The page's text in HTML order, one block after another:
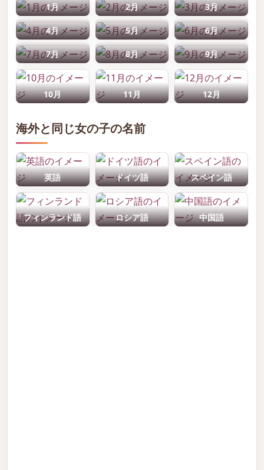
1月 2月 3月
4月 5月 6月
7月 8月 9月
10月 11月 12月
海外と同じ女の子の名前
英語 ドイツ語 スペイン語
フィンランド語 ロシア語 中国語